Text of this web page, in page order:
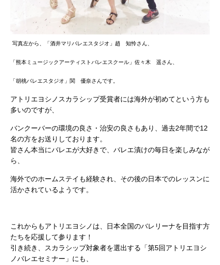
写真左から、「酒井マリバレエスタジオ」趙 知怜さん、
「熊本ミュージックアーティストバレエスクール」佐々木 遥さん、
「胡桃バレエスタジオ」関 優奈さんです。
アトリエヨシノスカラシップ受賞者には海外が初めてという方も
多いのですが、
バンクーバーの環境の良さ・治安の良さもあり、過去2年間で12
名の方をお送りしております。
皆さん本当にバレエが大好きで、バレエ漬けの毎日を楽しみなが
ら、
海外でのホームステイも経験され、その後の日本でのレッスンに
活かされているようです。
これからもアトリエヨシノは、日本全国のバレリーナを目指す方
たちを応援して参ります！
引き続き、スカラシップ対象者を選出する「第5回アトリエヨシ
ノバレエセミナー」にも、